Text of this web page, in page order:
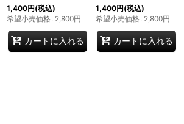
1,400円(税込)
希望小売価格: 2,800円
カートに入れる
1,400円(税込)
希望小売価格: 2,800円
カートに入れる